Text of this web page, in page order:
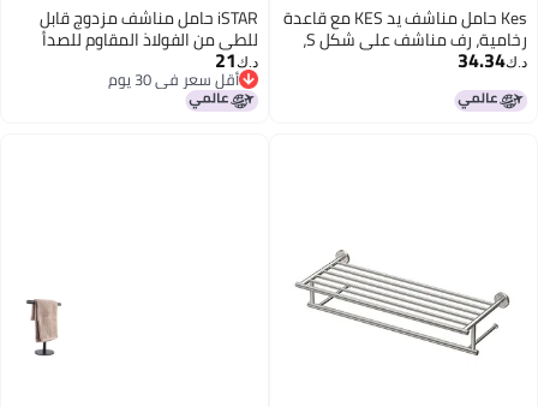
Kes حامل مناشف يد KES مع قاعدة
رخامية، رف مناشف على شكل S،
حامل مناشف يد قائم بذاته لسطح
الحمام، مصنوع من الفولاذ المقاوم
د.ك‏34.34
iSTAR حامل مناشف مزدوج قابل
للطي من الفولاذ المقاوم للصدأ
بطول 24 بوصة للحمام / حامل
مناشف / شماعة / قضيب / ملحقات
الحمام
د.ك‏21
أقل سعر في 30 يوم
أقل سعر في 30 يوم